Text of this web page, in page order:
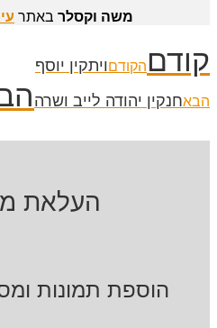
משה וקסלר באתר
קודם הקודםויתקין יוסף
הבאחנקין יהודה לייב ושרה
העלאת
הוספת תמונות